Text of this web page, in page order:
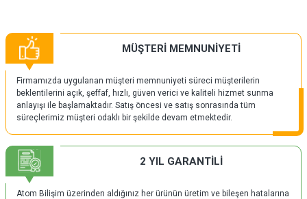
MÜŞTERİ MEMNUNİYETİ
Firmamızda uygulanan müşteri memnuniyeti süreci müşterilerin
beklentilerini açık, şeffaf, hızlı, güven verici ve kaliteli hizmet sunma
anlayışı ile başlamaktadır. Satış öncesi ve satış sonrasında tüm
süreçlerimiz müşteri odaklı bir şekilde devam etmektedir.
2 YIL GARANTİLİ
Atom Bilişim üzerinden aldığınız her ürünün üretim ve bileşen hatalarına